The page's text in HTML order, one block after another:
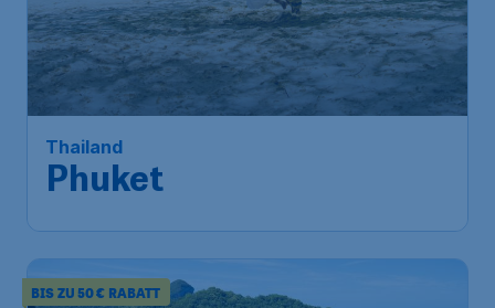
Thailand
Phuket
BIS ZU 50 € RABATT